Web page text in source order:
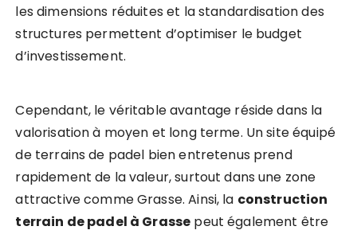
les dimensions réduites et la standardisation des
structures permettent d’optimiser le budget
d’investissement.
Cependant, le véritable avantage réside dans la
valorisation à moyen et long terme. Un site équipé
de terrains de padel bien entretenus prend
rapidement de la valeur, surtout dans une zone
attractive comme Grasse. Ainsi, la construction
terrain de padel à Grasse peut également être